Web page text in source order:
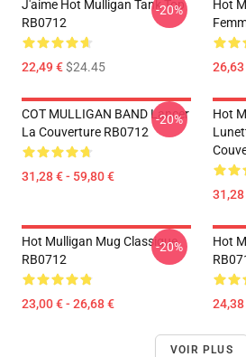
J'aime Hot Mulligan Tank Top
RB0712
22,49 €$24.45
-20%
Hot
26,63
COT MULLIGAN BAND Lancer
La Couverture RB0712
31,28 € - 59,80 €
-20%
Hot
Hot Mulligan Mug Classique
RB0712
23,00 € - 26,68 €
-20%
Hot
VOIR PLUS